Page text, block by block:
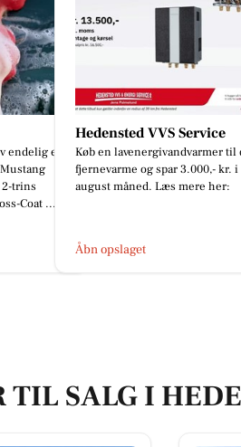
endelig en
trins
Coat ...
Hedensted VVS Service
Køb en lavenergivandvarmer til
fjernevarme og spar 3.000,- kr. i
august måned. Læs mere her:
Åbn opslaget
TIL SALG I